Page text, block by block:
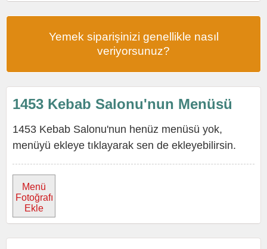
Yemek siparişinizi genellikle nasıl
veriyorsunuz?
1453 Kebab Salonu'nun Menüsü
1453 Kebab Salonu'nun henüz menüsü yok,
menüyü ekleye tıklayarak sen de ekleyebilirsin.
Menü
Fotoğrafı
Ekle